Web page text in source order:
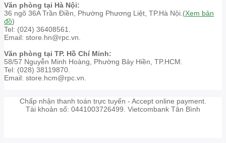
Văn phòng tại Hà Nội:
36 ngõ 36A Trần Điền, Phường Phương Liệt, TP.Hà Nội.(Xem bản
đồ)
Tel: (024) 36408561.
Email: store.hn@rpc.vn.
Văn phòng tại TP. Hồ Chí Minh:
58/57 Nguyễn Minh Hoàng, Phường Bảy Hiền, TP.HCM.
Tel: (028) 38119870.
Email: store.hcm@rpc.vn.
Chấp nhận thanh toán trực tuyến - Accept online payment.
Tài khoản số: 0441003726499. Vietcombank Tân Bình